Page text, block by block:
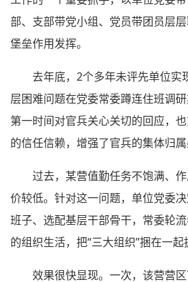
部、支部带党小组、党员带团员层
堡垒作用发挥。
去年底，2个多年未评先单位实
层困难问题在党委常委蹲连住班调
第一时间对官兵关心关切的回应，
的信任信赖，增强了官兵的集体归属
过去，某营值勤任务不饱满、
价较低。针对这一问题，单位党委
班子、选配基层干部骨干，常委轮
的组织生活，把“三大组织”捆在一起
效果很快显现。一次，该营营